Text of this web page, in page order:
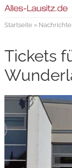
Verlag
Kontakt
Impressum
Startseite»
Tickets